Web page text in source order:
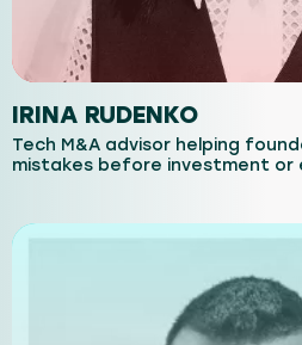
IRINA RUDENKO
Tech M&A advisor helping
mistakes before investment or